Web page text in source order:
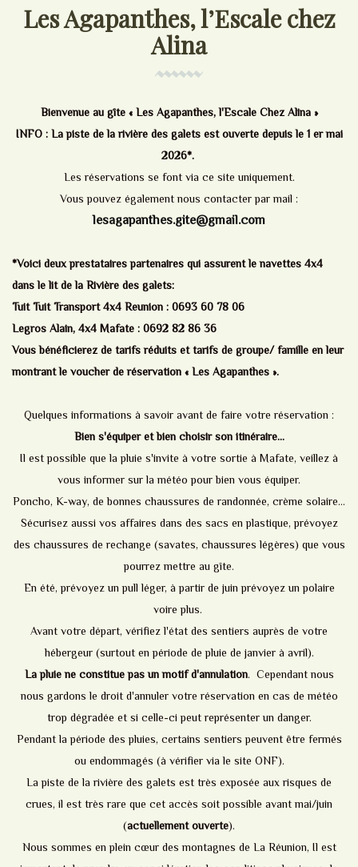
Les Agapanthes, l’Escale chez
Alina
Bienvenue au gîte « Les Agapanthes, l'Escale Chez Alina »
INFO : La piste de la rivière des galets est ouverte depuis le 1 er mai
2026*.
Les réservations se font via ce site uniquement.
Vous pouvez également nous contacter par mail :
lesagapanthes.gite@gmail.com
*Voici deux prestataires partenaires qui assurent le navettes 4x4
dans le lit de la Rivière des galets:
Tuit Tuit Transport 4x4 Reunion : 0693 60 78 06
Legros Alain, 4x4 Mafate : 0692 82 86 36
Vous bénéficierez de tarifs réduits et tarifs de groupe/ famille en leur
montrant le voucher de réservation « Les Agapanthes ».
Quelques informations à savoir avant de faire votre réservation :
Bien s'équiper et bien choisir son itinéraire…
Il est possible que la pluie s'invite à votre sortie à Mafate, veillez à
vous informer sur la météo pour bien vous équiper.
Poncho, K-way, de bonnes chaussures de randonnée, crème solaire…
Sécurisez aussi vos affaires dans des sacs en plastique, prévoyez
des chaussures de rechange (savates, chaussures légères) que vous
pourrez mettre au gîte.
En été, prévoyez un pull léger, à partir de juin prévoyez un polaire
voire plus.
Avant votre départ, vérifiez l'état des sentiers auprès de votre
hébergeur (surtout en période de pluie de janvier à avril).
La pluie ne constitue pas un motif d'annulation. Cependant nous
nous gardons le droit d'annuler votre réservation en cas de météo
trop dégradée et si celle-ci peut représenter un danger.
Pendant la période des pluies, certains sentiers peuvent être fermés
ou endommagés (à vérifier via le site ONF).
La piste de la rivière des galets est très exposée aux risques de
crues, il est très rare que cet accès soit possible avant mai/juin
(actuellement ouverte).
Nous sommes en plein cœur des montagnes de La Réunion, Il est